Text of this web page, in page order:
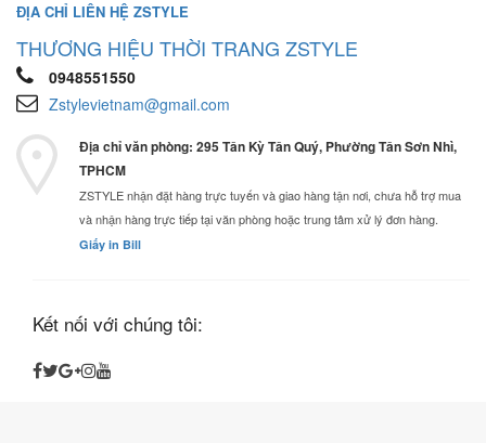
ĐỊA CHỈ LIÊN HỆ ZSTYLE
THƯƠNG HIỆU THỜI TRANG ZSTYLE
0948551550
Zstylevietnam@gmail.com
Địa chỉ văn phòng: 295 Tân Kỳ Tân Quý, Phường Tân Sơn Nhì,
TPHCM
ZSTYLE nhận đặt hàng trực tuyến và giao hàng tận nơi, chưa hỗ trợ mua
và nhận hàng trực tiếp tại văn phòng hoặc trung tâm xử lý đơn hàng.
Giấy in Bill
Kết nối với chúng tôi: